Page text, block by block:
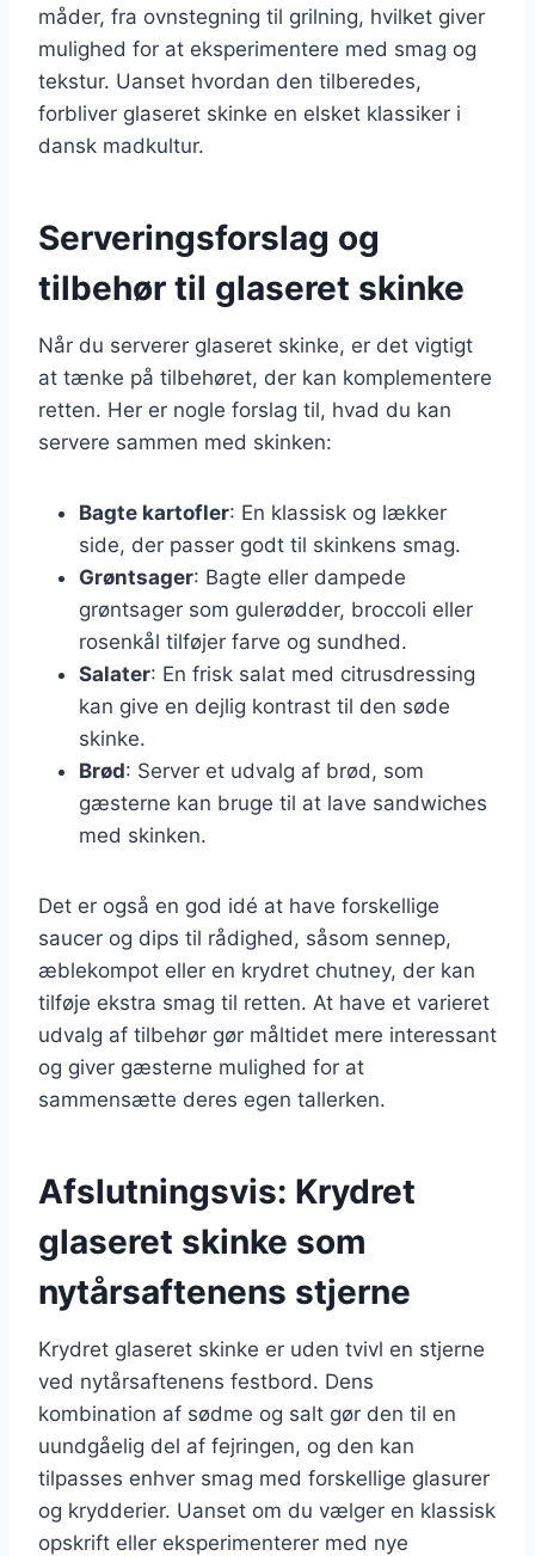
måder, fra ovnstegning til grilning, hvilket giver
mulighed for at eksperimentere med smag og
tekstur. Uanset hvordan den tilberedes,
forbliver glaseret skinke en elsket klassiker i
dansk madkultur.
Serveringsforslag og
tilbehør til glaseret skinke
Når du serverer glaseret skinke, er det vigtigt
at tænke på tilbehøret, der kan komplementere
retten. Her er nogle forslag til, hvad du kan
servere sammen med skinken:
Bagte kartofler: En klassisk og lækker
side, der passer godt til skinkens smag.
Grøntsager: Bagte eller dampede
grøntsager som gulerødder, broccoli eller
rosenkål tilføjer farve og sundhed.
Salater: En frisk salat med citrusdressing
kan give en dejlig kontrast til den søde
skinke.
Brød: Server et udvalg af brød, som
gæsterne kan bruge til at lave sandwiches
med skinken.
Det er også en god idé at have forskellige
saucer og dips til rådighed, såsom sennep,
æblekompot eller en krydret chutney, der kan
tilføje ekstra smag til retten. At have et varieret
udvalg af tilbehør gør måltidet mere interessant
og giver gæsterne mulighed for at
sammensætte deres egen tallerken.
Afslutningsvis: Krydret
glaseret skinke som
nytårsaftenens stjerne
Krydret glaseret skinke er uden tvivl en stjerne
ved nytårsaftenens festbord. Dens
kombination af sødme og salt gør den til en
uundgåelig del af fejringen, og den kan
tilpasses enhver smag med forskellige glasurer
og krydderier. Uanset om du vælger en klassisk
opskrift eller eksperimenterer med nye